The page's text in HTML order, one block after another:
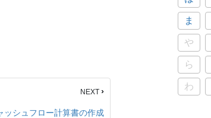
NEXT ›
ッシュフロー計算書の作成
ま
や
ら
わ